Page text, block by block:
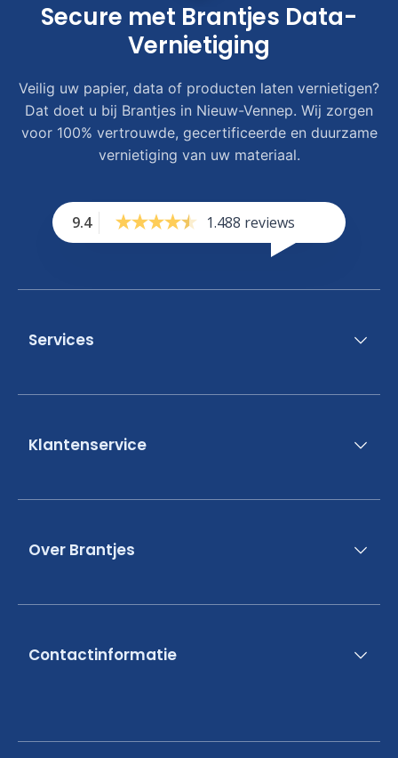
Secure met Brantjes Data-
Vernietiging
Veilig uw papier, data of producten laten vernietigen?
Dat doet u bij Brantjes in Nieuw-Vennep. Wij zorgen
voor 100% vertrouwde, gecertificeerde en duurzame
vernietiging van uw materiaal.
9.4 1.488 reviews
Services
Klantenservice
Over Brantjes
Contactinformatie